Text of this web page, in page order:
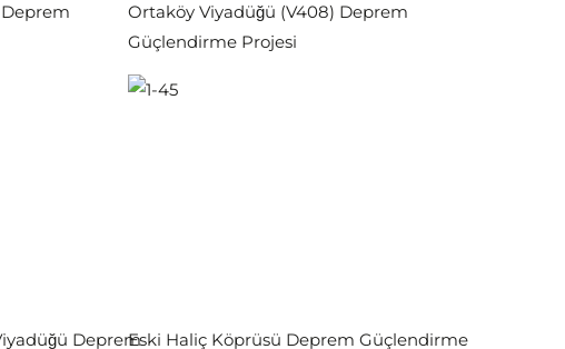
Ortaköy Viyadüğü (V408) Deprem
Güçlendirme Projesi
DepremEski Haliç Köprüsü Deprem Güçlendirme